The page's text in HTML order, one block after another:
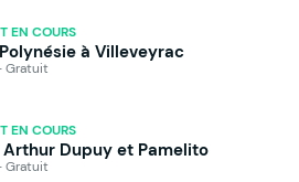
EN COURS
à Villeveyrac
Gratuit
EN COURS
Dupuy et Pamelito
Gratuit